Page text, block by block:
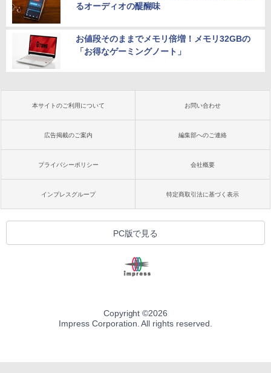
るオーディオの醍醐味
お値段そのままでメモリ倍増！メモリ32GBの
「お得なゲーミングノート」
本サイトのご利用について お問い合わせ
広告掲載のご案内 編集部へのご連絡
プライバシーポリシー 会社概要
インプレスグループ 特定商取引法に基づく表示
PC版で見る
Copyright ©2026
Impress Corporation. All rights reserved.